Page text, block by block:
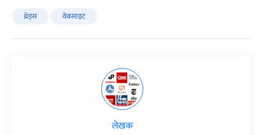
थ्रेड्स वेबसाइट
लेखक